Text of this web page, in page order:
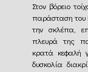
Στον βόρειο
παράσταση του
την σκλέπα,
πλευρά της
κρατά κεφαλή
δυσκολία